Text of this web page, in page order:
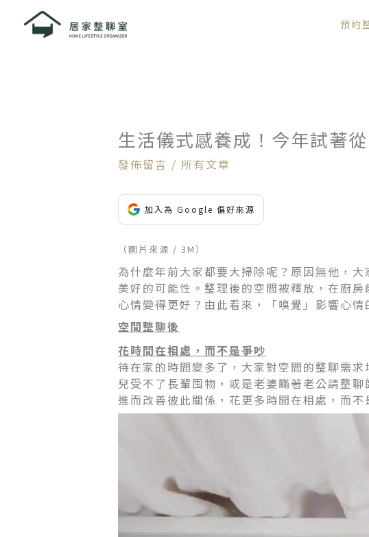
預約
生活儀式感養成！今年試著
發佈留言 / 所有文章
加入為 Google 偏好來源
（圖片來源 / 3M）
為什麼年前大家都要大掃除呢？原因無他，大
美好的可能性。整理後的空間被釋放，在廚
心情變得更好？由此看來，「嗅覺」影響心情
空間整聊後
花時間在相處，而不是爭吵
待在家的時間變多了，大家對空間的整聊需
兒受不了長輩囤物，或是老婆瞞著老公請整
進而改善彼此關係，花更多時間在相處，而不